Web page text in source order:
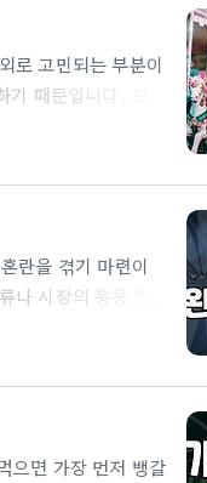
로 고민되는 부분이
때문입니다. 보통
해야 합니다. 상황
는 문구는 '축 발
란을 겪기 마련이
시장의 통용 방
난을 찾을 때는
달리 잎의 선과 꽃의
으면 가장 먼저 뱅갈